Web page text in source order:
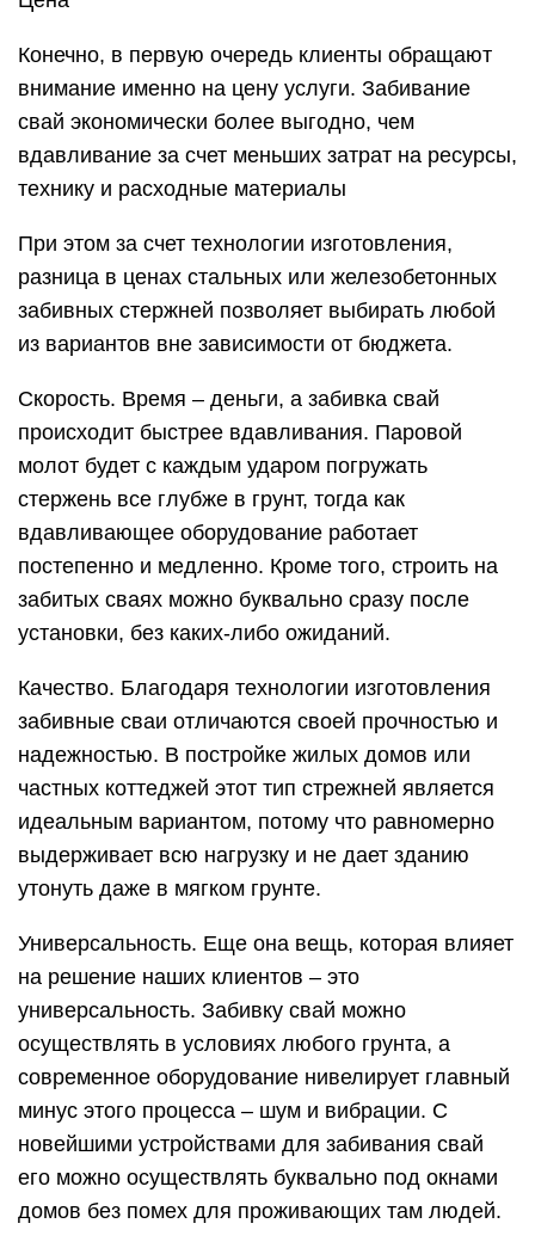
Конечно, в первую очередь клиенты обращают
внимание именно на цену услуги. Забивание
свай экономически более выгодно, чем
вдавливание за счет меньших затрат на ресурсы,
технику и расходные материалы
При этом за счет технологии изготовления,
разница в ценах стальных или железобетонных
забивных стержней позволяет выбирать любой
из вариантов вне зависимости от бюджета.
Скорость. Время – деньги, а забивка свай
происходит быстрее вдавливания. Паровой
молот будет с каждым ударом погружать
стержень все глубже в грунт, тогда как
вдавливающее оборудование работает
постепенно и медленно. Кроме того, строить на
забитых сваях можно буквально сразу после
установки, без каких-либо ожиданий.
Качество. Благодаря технологии изготовления
забивные сваи отличаются своей прочностью и
надежностью. В постройке жилых домов или
частных коттеджей этот тип стрежней является
идеальным вариантом, потому что равномерно
выдерживает всю нагрузку и не дает зданию
утонуть даже в мягком грунте.
Универсальность. Еще она вещь, которая влияет
на решение наших клиентов – это
универсальность. Забивку свай можно
осуществлять в условиях любого грунта, а
современное оборудование нивелирует главный
минус этого процесса – шум и вибрации. С
новейшими устройствами для забивания свай
его можно осуществлять буквально под окнами
домов без помех для проживающих там людей.